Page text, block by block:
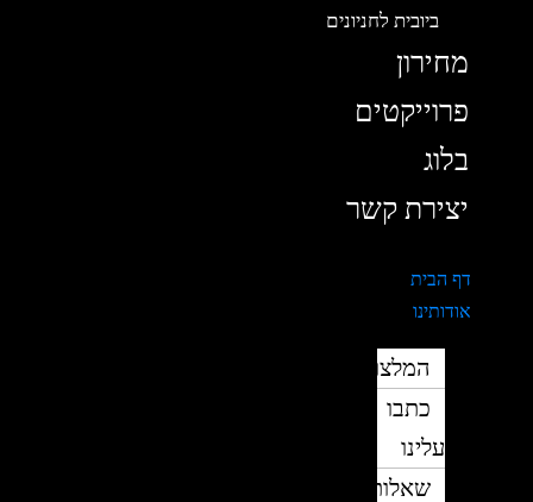
ביובית לחניונים
מחירון
פרוייקטים
בלוג
יצירת קשר
דף הבית
אודותינו
המלצות
כתבו
עלינו
שאלות